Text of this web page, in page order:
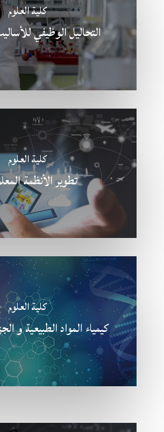
كلية العلوم
التحاليل الوظيفي
كلية العلوم
تطوير الأنظمة
كلية العلوم
كيمياء المواد الطبيعية و